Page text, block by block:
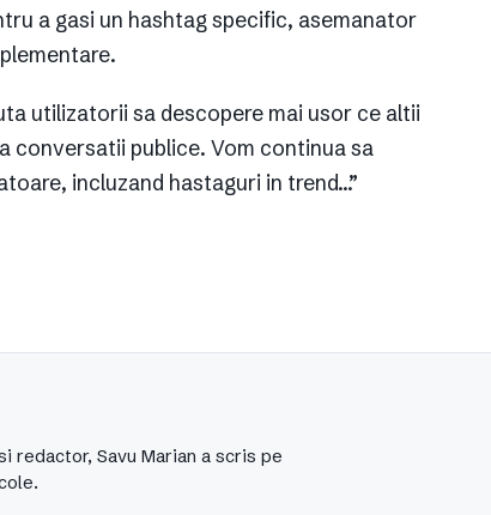
a gasi un hashtag specific, asemanator
utilizatorii sa descopere mai usor ce altii
conversatii publice. Vom continua sa
incluzand hastaguri in trend…”
redactor, Savu Marian a scris pe